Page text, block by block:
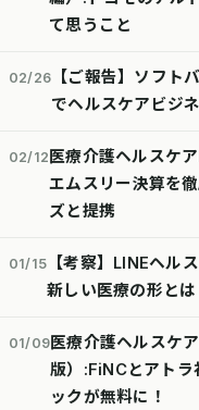
て思うこと
02/26
【ご報告】ソフト
でヘルスケアビジ
02/12医療介護ヘルスケ
エムスリー決算を
ズと提携
01/15
【考察】LINEヘル
新しい医療の形とは
01/09医療介護ヘルスケ
版）:FiNCとアトラ
ックが無料に！